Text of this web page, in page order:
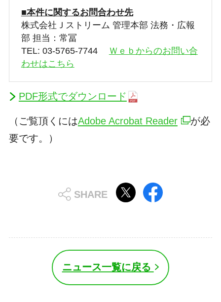
■本件に関するお問合わせ先
株式会社Ｊストリーム 管理本部 法務・広報
部 担当：常冨
TEL: 03-5765-7744
Ｗｅｂからのお問い合
わせはこちら
PDF形式でダウンロード
（ご覧頂くにはAdobe Acrobat Reader
が必
要です。）
ニュース一覧に戻る